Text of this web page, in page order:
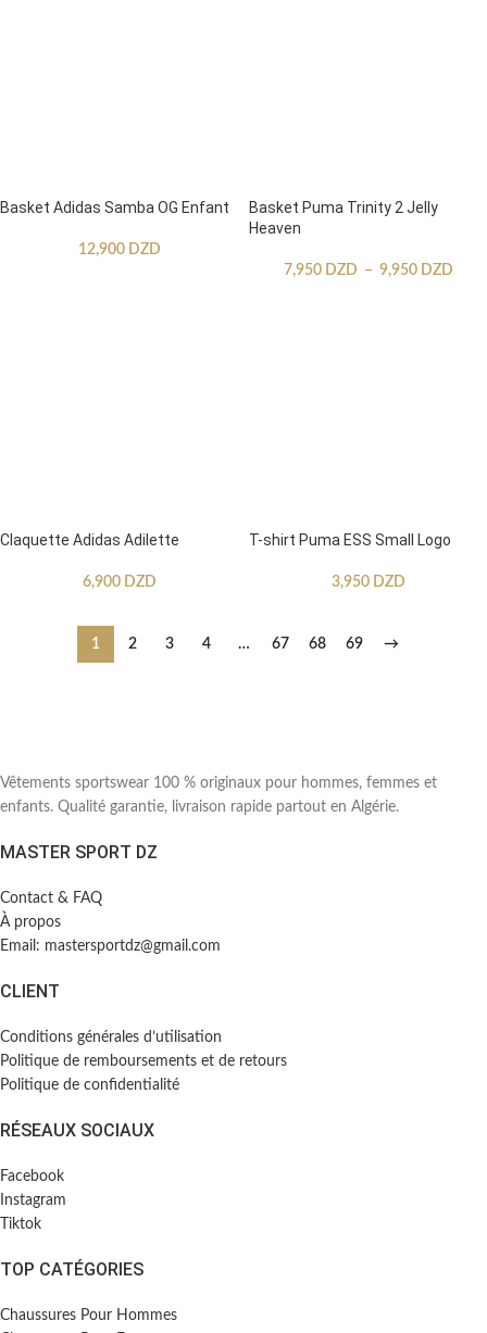
Basket Adidas Samba OG Enfant
12,900 DZD
Basket Puma Trinity 2 Jelly
Heaven
7,950 DZD – 9,950 DZD
Claquette Adidas Adilette
6,900 DZD
T-shirt Puma ESS Small Logo
3,950 DZD
1 2 3 4 … 67 68 69 →
Vêtements sportswear 100 % originaux pour hommes, femmes et
enfants. Qualité garantie, livraison rapide partout en Algérie.
MASTER SPORT DZ
Contact & FAQ
À propos
Email: mastersportdz@gmail.com
CLIENT
Conditions générales d’utilisation
Politique de remboursements et de retours
Politique de confidentialité
RÉSEAUX SOCIAUX
Facebook
Instagram
Tiktok
TOP CATÉGORIES
Chaussures Pour Hommes